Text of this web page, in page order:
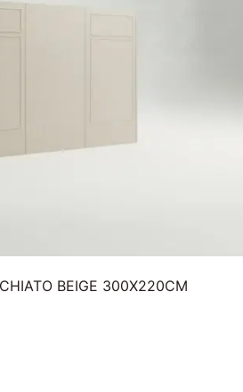
BEIGE 300X220CM